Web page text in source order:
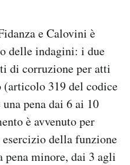
e Calovini è
delle indagini: i due
di corruzione per atti
319 del codice
pena dai 6 ai 10
è avvenuto per
della funzione
pena minore, dai 3 agli